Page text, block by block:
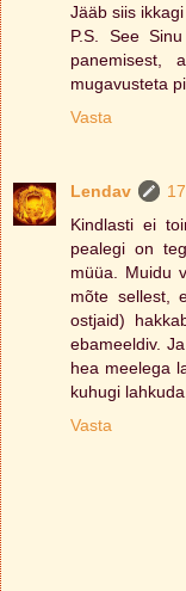
Jääb siis
P.S. See
panemisest,
mugavusteta
Vasta
Lendav
Kindlasti ei
pealegi on
müüa. Muidu
mõte sellest,
ostjaid)
ebameeldiv.
hea meelega
kuhugi lahkuda.
Vasta